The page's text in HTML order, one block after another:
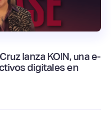
lanza KOIN, una e-
digitales en